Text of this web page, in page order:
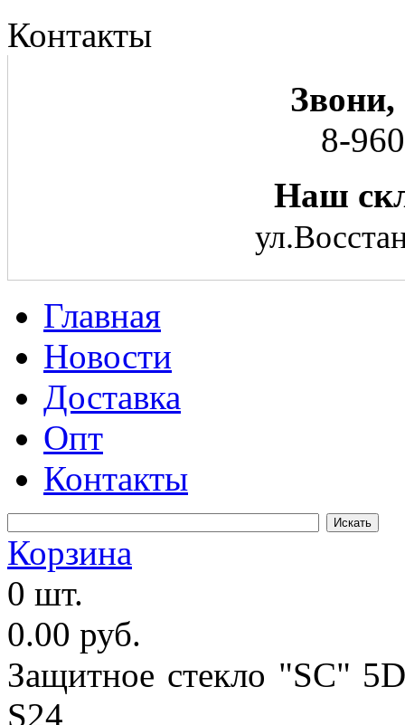
Контакты
8-
Наш
Главная
Новости
Доставка
Опт
Контакты
Корзина
0 шт.
0.00 руб.
Защитное стекло "SC"
S24